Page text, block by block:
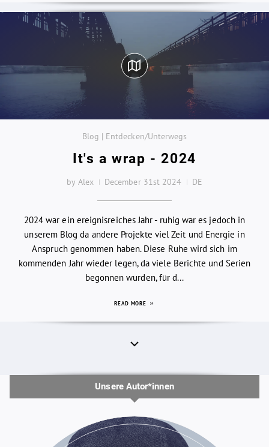
Blog | Entdecken/Unterwegs
It's a wrap - 2024
by Alex December 31st 2024 DE
2024 war ein ereignisreiches Jahr - ruhig war es jedoch in
unserem Blog da andere Projekte viel Zeit und Energie in
Anspruch genommen haben. Diese Ruhe wird sich im
kommenden Jahr wieder legen, da viele Berichte und Serien
begonnen wurden, für d...
READ MORE
Unsere Autor*innen